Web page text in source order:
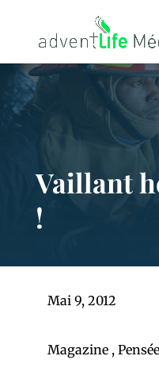
Vaillant
!
Mai 9, 2012
Magazine,